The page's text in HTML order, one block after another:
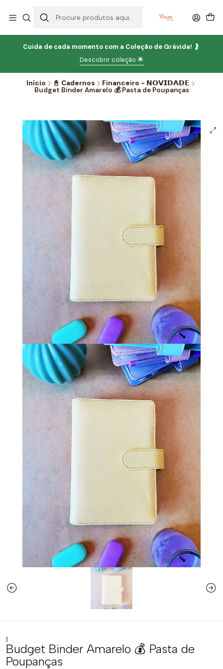
Cuida de cada momento com a Coleção de Grávida! 🤰
Descobrir coleção 🌟
Início 📓 Cadernos
Financeiro - 𝗡𝗢𝗩𝗜𝗗𝗔𝗗𝗘
Budget Binder Amarelo 💰 Pasta de Poupanças
|
Budget Binder Amarelo 💰 Pasta de
Poupanças